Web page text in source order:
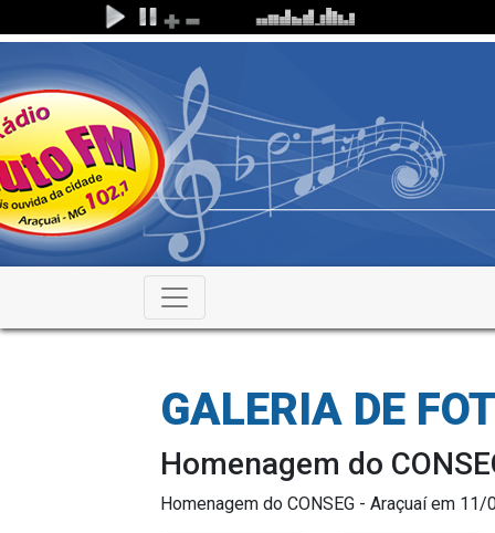
GALERIA DE
Homenagem do
Homenagem do CONSEG - Araçuaí em